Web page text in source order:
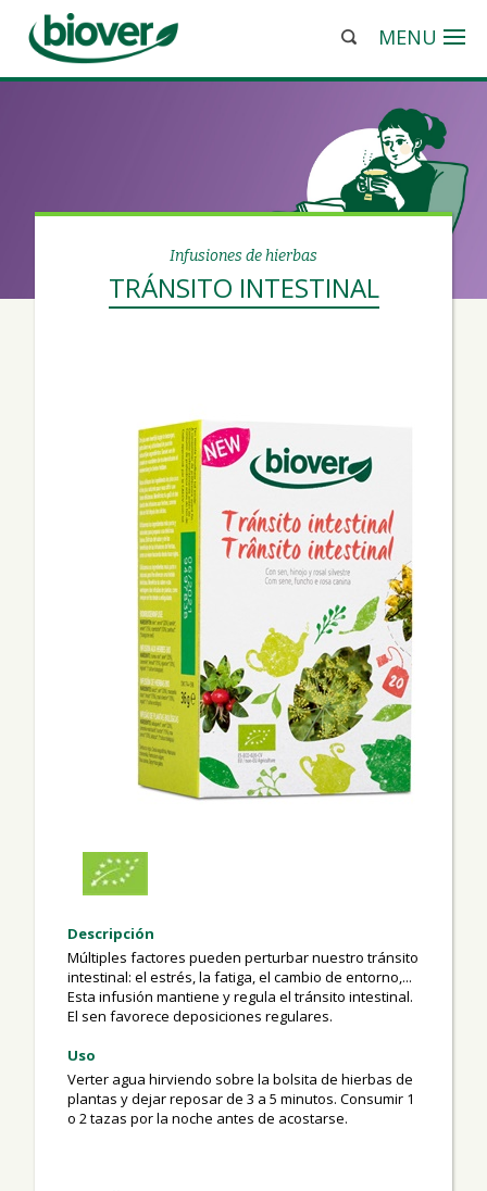
MENU
Infusiones de hierbas
TRÁNSITO INTESTINAL
Descripción
Múltiples factores pueden perturbar nuestro tránsito
intestinal: el estrés, la fatiga, el cambio de entorno,...
Esta infusión mantiene y regula el tránsito intestinal.
El sen favorece deposiciones regulares.
Uso
Verter agua hirviendo sobre la bolsita de hierbas de
plantas y dejar reposar de 3 a 5 minutos. Consumir 1
o 2 tazas por la noche antes de acostarse.